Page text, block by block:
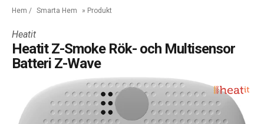
Hem / Smarta Hem » Produkt
Heatit
Heatit Z-Smoke Rök- och Multisensor
Batteri Z-Wave